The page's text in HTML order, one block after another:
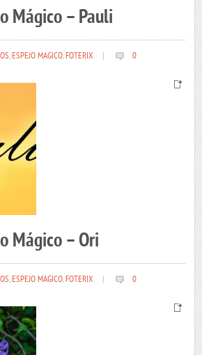
Mágico – Pauli
,ESPEJO MAGICO,FOTERIX 0
Mágico – Ori
,ESPEJO MAGICO,FOTERIX 0